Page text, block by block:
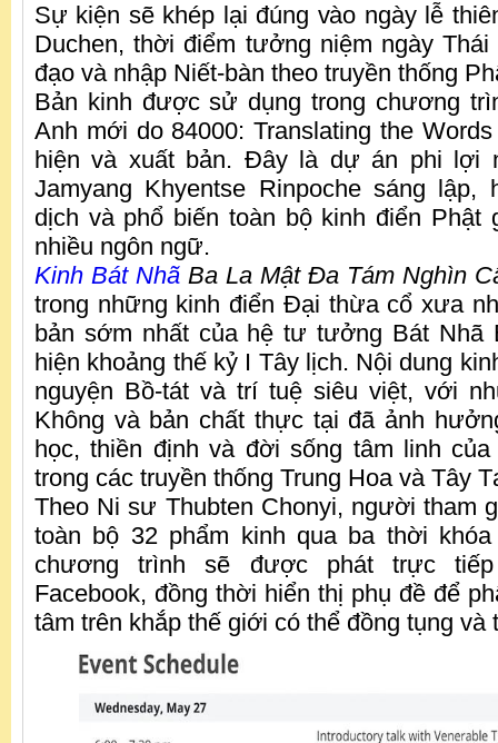
Sự kiện sẽ khép lại đúng vào ngày lễ
Duchen, thời điểm tưởng niệm ngày
đạo và nhập Niết-bàn theo truyền thống
Bản kinh được sử dụng trong chương
Anh mới do 84000: Translating the
hiện và xuất bản. Đây là dự án phi lợi
Jamyang Khyentse Rinpoche sáng
dịch và phổ biến toàn bộ kinh điển Phật
nhiều ngôn ngữ.
Kinh Bát Nhã Ba La Mật Đa Tám Nghìn
trong những kinh điển Đại thừa cổ xưa
bản sớm nhất của hệ tư tưởng Bát Nhã
hiện khoảng thế kỷ I Tây lịch. Nội dung
nguyện Bồ-tát và trí tuệ siêu việt, với
Không và bản chất thực tại đã ảnh
học, thiền định và đời sống tâm linh
trong các truyền thống Trung Hoa và Tây
Theo Ni sư Thubten Chonyi, người tham
toàn bộ 32 phẩm kinh qua ba thời
chương trình sẽ được phát trực tiếp
Facebook, đồng thời hiển thị phụ đề để
tâm trên khắp thế giới có thể đồng tụng và